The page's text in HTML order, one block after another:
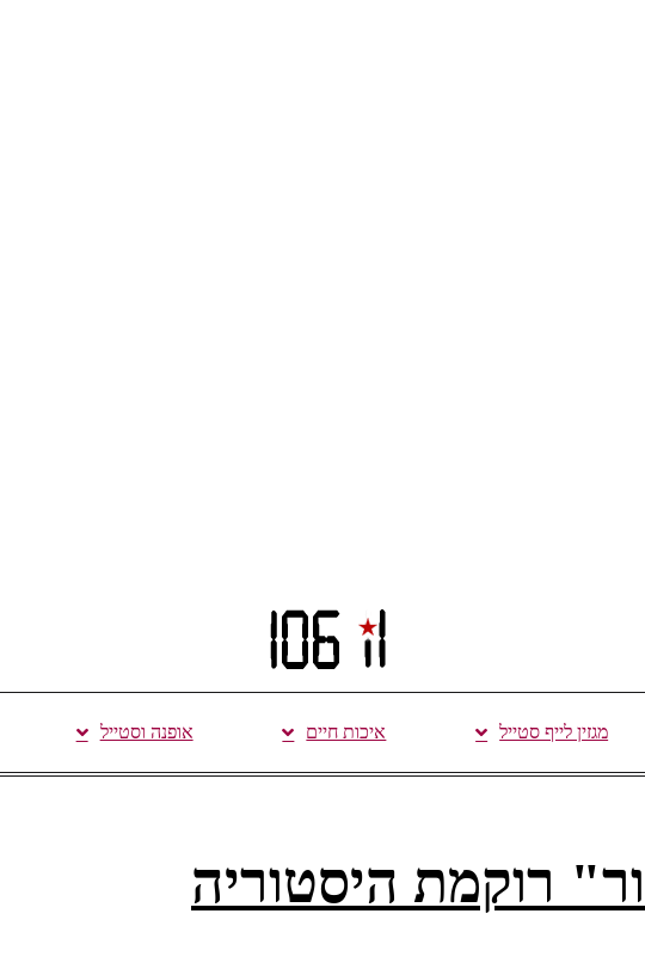
מגזין לייף סטייל איכות חיים אופנה וסטייל
רוקמת היסטוריה